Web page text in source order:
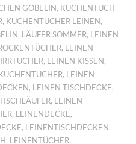
GOBELIN, KÜCHENTUCH
, KÜCHENTÜCHER LEINEN ,
, LÄUFER SOMMER,
LEINEN
,
LEINEN
, LEINEN KISSEN ,
,
LEINEN
, LEINEN TISCHDECKE,
,
LEINEN
, LEINENDECKE,
, LEINENTISCHDECKEN ,
, LEINENTÜCHER,